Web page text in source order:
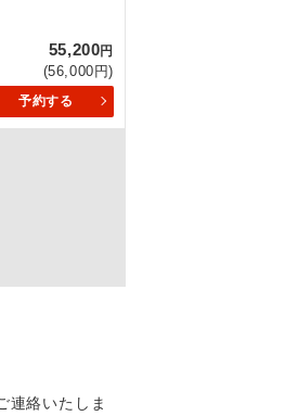
55,200円
(56,000円)
予約する
連絡いたしま